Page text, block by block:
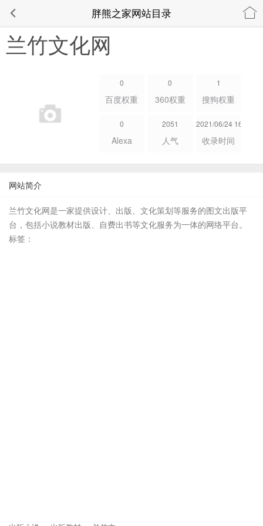
胖熊之家网站目录
兰竹文化网
0
百度权重
0
360权重
1
搜狗权重
0
Alexa
2051
人气
2021/06/24 16:02:36
收录时间
网站简介
兰竹文化网是一家提供设计、出版、文化策划等服务的图文出版平
台，包括小说教材出版、自费出书等文化服务为一体的网络平台。
标签：